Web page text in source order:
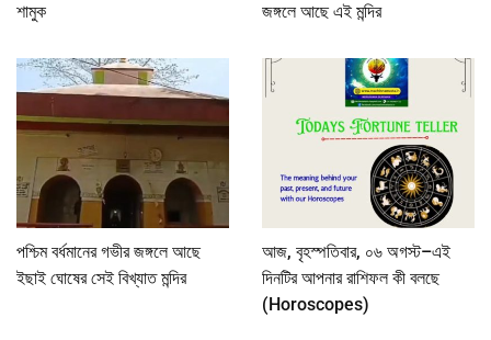
শামুক
জঙ্গলে আছে এই মন্দির
পশ্চিম বর্ধমানের গভীর জঙ্গলে আছে
ইছাই ঘোষের সেই বিখ্যাত মন্দির
আজ, বৃহস্পতিবার, ০৬ অগস্ট–এই
দিনটির আপনার রাশিফল কী বলছে
(Horoscopes)